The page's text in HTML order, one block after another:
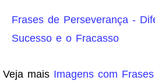
Frases de Perseverança -
Sucesso e o Fracasso
Veja mais Imagens com Frases